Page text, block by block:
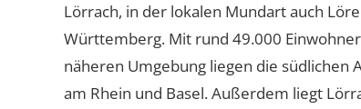
Lörrach, in der lokalen Mundart auch
Württemberg. Mit rund 49.000
näheren Umgebung liegen die südlichen
am Rhein und Basel. Außerdem liegt